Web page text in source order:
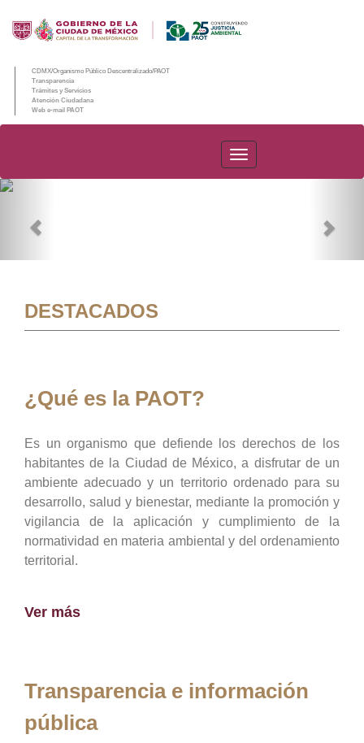
CDMX/Organismo Público Descentralizado/PAOT
Transparencia
Trámites y Servicios
Atención Ciudadana
Web e-mail PAOT
PAOT
DESTACADOS
¿Qué es la PAOT?
Es un organismo que defiende los derechos de los
habitantes de la Ciudad de México, a disfrutar de un
ambiente adecuado y un territorio ordenado para su
desarrollo, salud y bienestar, mediante la promoción y
vigilancia de la aplicación y cumplimiento de la
normatividad en materia ambiental y del ordenamiento
territorial.
Ver más
Transparencia e información
pública